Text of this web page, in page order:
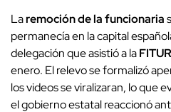
Laremoción de la funcionaria
permanecía en la capital
delegación que asistió a laFITUR
enero. El relevo se formalizó
los videos se viralizaran, lo que
el gobierno estatal reaccionó